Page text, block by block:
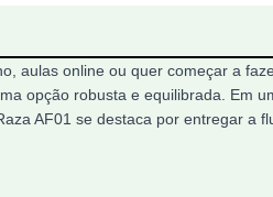
Full Hd 1080P 60Fps Foco
aulas online ou quer começar a
opção robusta e equilibrada. Em
AF01 se destaca por entregar a